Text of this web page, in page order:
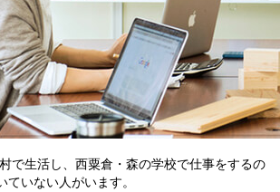
で生活し、西粟倉・森の学校で仕事をするの
いない人がいます。